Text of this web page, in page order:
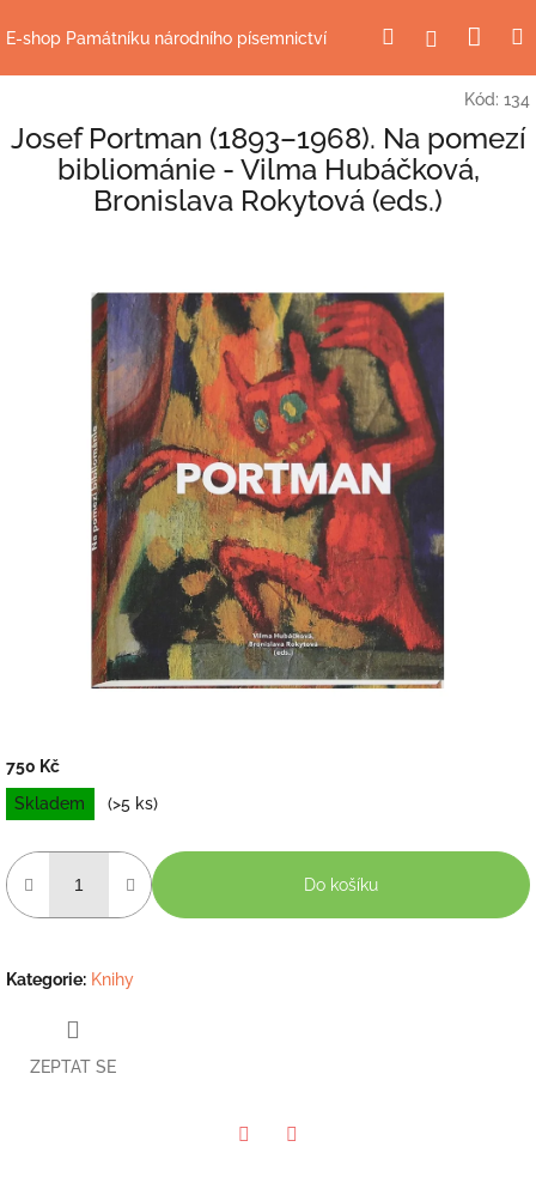
naE-shop Památníku národního písemnictví HledatPřihlášení
Kód: 134
Josef Portman (1893–1968). Na pomezí
bibliománie - Vilma Hubáčková,
Bronislava Rokytová (eds.)
750 Kč
Měrná
cena:
Skladem (>5 ks)
Do košíku
Kategorie: Knihy
ZEPTAT SE